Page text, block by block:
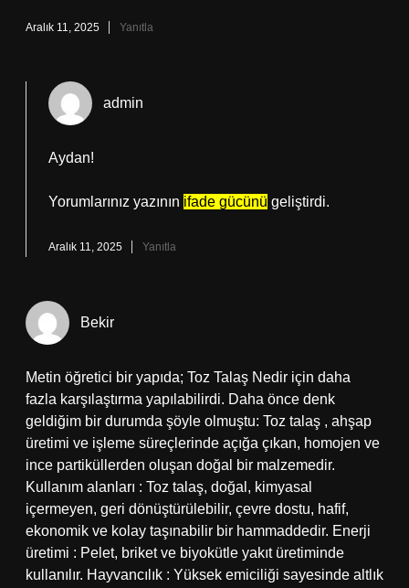
Aralık 11, 2025 Yanıtla
admin
Aydan!
Yorumlarınız yazının ifade gücünü geliştirdi.
Aralık 11, 2025 Yanıtla
Bekir
Metin öğretici bir yapıda; Toz Talaş Nedir için daha
fazla karşılaştırma yapılabilirdi. Daha önce denk
geldiğim bir durumda şöyle olmuştu: Toz talaş , ahşap
üretimi ve işleme süreçlerinde açığa çıkan, homojen ve
ince partiküllerden oluşan doğal bir malzemedir.
Kullanım alanları : Toz talaş, doğal, kimyasal
içermeyen, geri dönüştürülebilir, çevre dostu, hafif,
ekonomik ve kolay taşınabilir bir hammaddedir. Enerji
üretimi : Pelet, briket ve biyokütle yakıt üretiminde
kullanılır. Hayvancılık : Yüksek emiciliği sayesinde altlık